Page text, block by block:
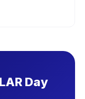
Day